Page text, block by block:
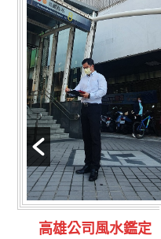
林氏福主量子生基造命